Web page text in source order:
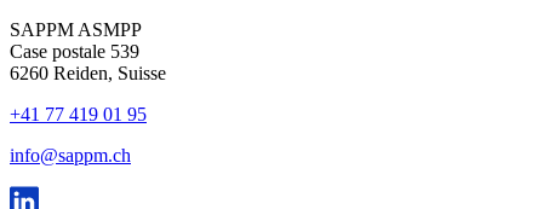
SAPPM ASMPP
Case postale 539
6260 Reiden, Suisse
+41 77 419 01 95
info@sappm.ch